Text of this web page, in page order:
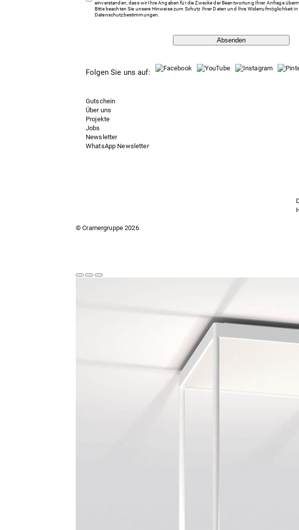
einverstanden, dass wir Ihre Angaben für die Zwecke der Beantwortung Ihrer Anfrage
Bitte beachten Sie unsere Hinweise zum Schutz Ihrer Daten und Ihre Widerrufmöglichkeit in
Datenschutzbestimmungen
Absenden
Folgen Sie uns auf:
Gutschein
Über uns
Projekte
Jobs
Newsletter
WhatsApp Newsletter
© Cramergruppe2026